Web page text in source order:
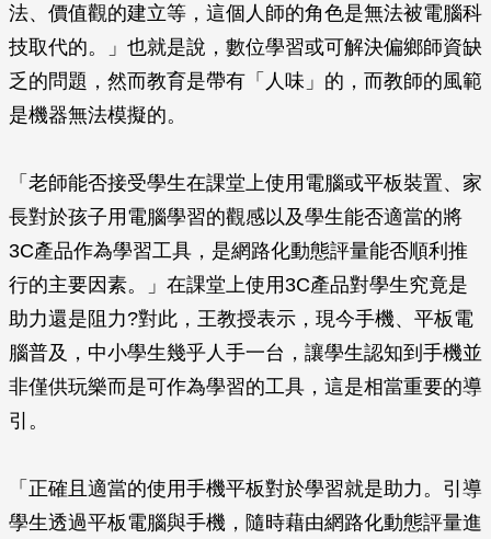
法、價值觀的建立等，這個人師的角色是無法被電腦科
技取代的。」也就是說，數位學習或可解決偏鄉師資缺
乏的問題，然而教育是帶有「人味」的，而教師的風範
是機器無法模擬的。
「老師能否接受學生在課堂上使用電腦或平板裝置、家
長對於孩子用電腦學習的觀感以及學生能否適當的將
3C產品作為學習工具，是網路化動態評量能否順利推
行的主要因素。」在課堂上使用3C產品對學生究竟是
助力還是阻力?對此，王教授表示，現今手機、平板電
腦普及，中小學生幾乎人手一台，讓學生認知到手機並
非僅供玩樂而是可作為學習的工具，這是相當重要的導
引。
「正確且適當的使用手機平板對於學習就是助力。引導
學生透過平板電腦與手機，隨時藉由網路化動態評量進